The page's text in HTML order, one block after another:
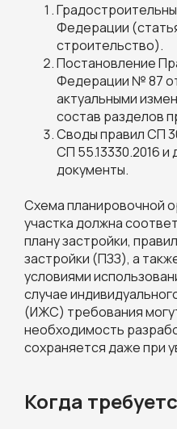
Федерации
строительство).
Постановление
Федерации № 87
актуальными
состав разделов
Своды правил СП
СП 55.13330.2016
документы.
Схема планировочной
участка должна
плану застройки,
застройки (ПЗЗ), а
условиями
случае
(ИЖС) требования
необходимость
сохраняется даже при
Когда